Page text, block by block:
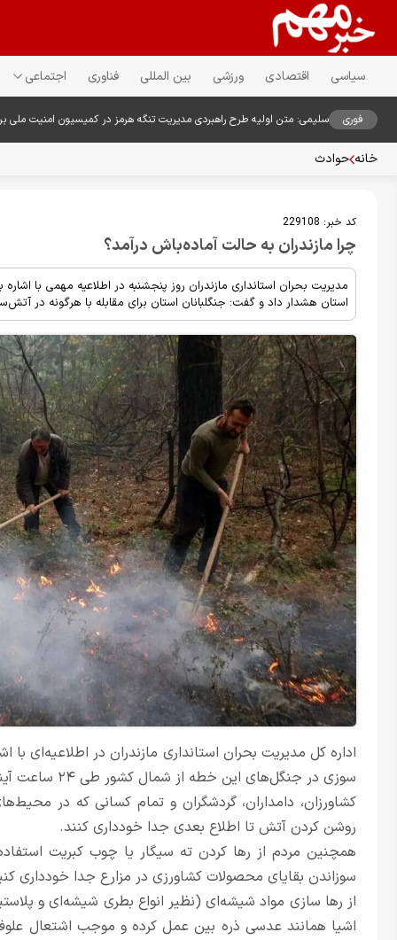
سیاسی اقتصادی ورزشی بین المللی فناوری اجتماعی
فوری سلیمی: متن اولیه طرح راهبردی مدیریت تنگه هرمز در کمیسیون امنیت ملی
خانه حوادث
کد خبر: 229108
چرا مازندران به حالت آماده‌باش درآمد؟
مدیریت بحران استانداری مازندران روز پنجشنبه در اطلاعیه مهمی با
استان هشدار داد و گفت: جنگلبانان استان برای مقابله با هرگونه در
اداره کل مدیریت بحران استانداری مازندران در اطلاعیه‌ای
سوزی در جنگل‌های این خطه از شمال کشور طی ۲۴ ساعت آینده هشدار داد.
کشاورزان، دامداران، گردشگران و تمام کسانی که در
روشن کردن آتش تا اطلاع بعدی جدا خودداری کنند.
همچنین مردم از رها کردن ته سیگار یا چوب کبریت
سوزاندن بقایای محصولات کشاورزی در مزارع جدا خودداری
از رها سازی مواد شیشه‌ای (نظیر انواع بطری شیشه‌ای و
اشیا همانند عدسی ذره بین عمل کرده و موجب اشتعال